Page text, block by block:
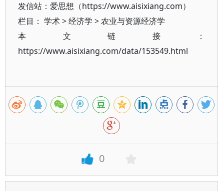
发信站：爱思想（https://www.aisixiang.com）
栏目： 学术>经济学 >农业与资源经济学
本文链接：
https://www.aisixiang.com/data/153549.html
0